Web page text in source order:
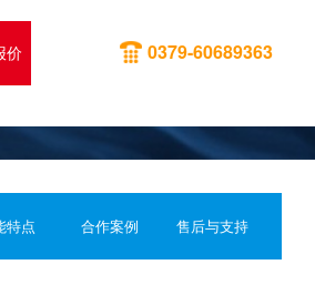
料在高温、高真空条件下进行煅烧处
氛情况下煅烧；设备发热体采用高纯石
PLC控制，配合仪表及传感器可实现全自
，可实时监控。5.设有多重安全防护
、安全阀等装置和连锁保护程序，使
超压、冷却水欠压、过流、短路等故障
价 0379-60689363
特点 合作案例 售后与支持